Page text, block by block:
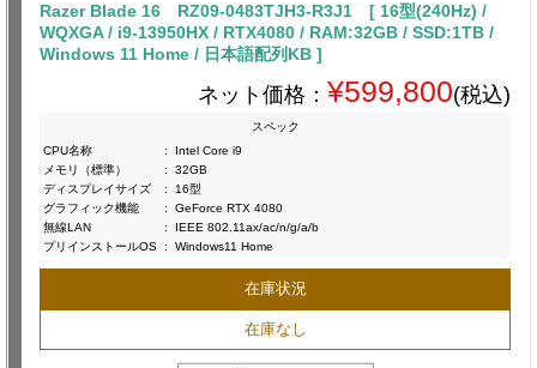
Razer Blade 16 RZ09-0483TJH3-R3J1 [ 16型(240Hz) /
WQXGA / i9-13950HX / RTX4080 / RAM:32GB / SSD:1TB /
Windows 11 Home / 日本語配列KB ]
ネット価格： ¥599,800(税込)
スペック
CPU名称
:
Intel Core i9
メモリ（標準）
:
32GB
ディスプレイサイズ
:
16型
グラフィック機能
:
GeForce RTX 4080
無線LAN
:
IEEE 802.11ax/ac/n/g/a/b
プリインストールOS : Windows11 Home
在庫状況
在庫なし